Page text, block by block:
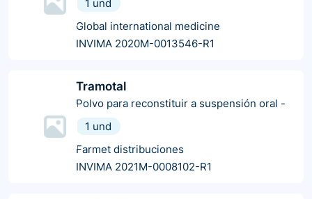
1 und
Global international medicine
INVIMA 2020M-0013546-R1
Tramotal
Polvo para reconstituir a suspensión oral -
1 und
Farmet distribuciones
INVIMA 2021M-0008102-R1